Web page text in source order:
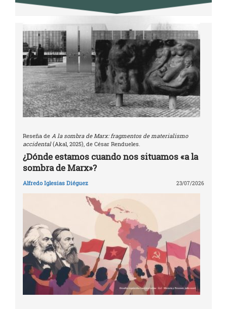
Reseña de A la sombra de Marx: fragmentos de materialismo
accidental(Akal, 2025), de César Rendueles.
¿Dónde estamos cuando nos situamos «a la
sombra de Marx»?
Alfredo Iglesias Diéguez 23/07/2026